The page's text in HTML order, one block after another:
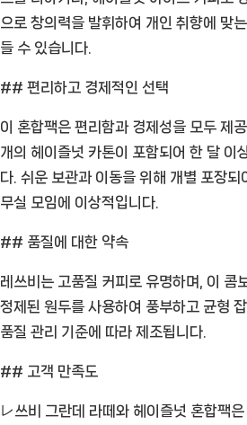
으로 창의력을 발휘하여 개인 취향에 맞
들 수 있습니다.
## 편리하고 경제적인 선택
이 혼합팩은 편리함과 경제성을 모두 제
개의 헤이즐넛 카톤이 포함되어 한 달 이
다. 쉬운 보관과 이동을 위해 개별 포장
무실 모임에 이상적입니다.
## 품질에 대한 약속
레쓰비는 고품질 커피로 유명하며, 이 콤
정제된 원두를 사용하여 풍부하고 균형
품질 관리 기준에 따라 제조됩니다.
## 고객 만족도
レ쓰비 그란데 라떼와 헤이즐넛 혼합팩